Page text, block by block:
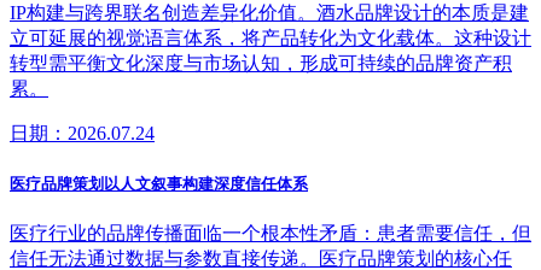
IP构建与跨界联名创造差异化价值。酒水品牌设计的本质是建
立可延展的视觉语言体系，将产品转化为文化载体。这种设计
转型需平衡文化深度与市场认知，形成可持续的品牌资产积
累。
日期：2026.07.24
医疗品牌策划以人文叙事构建深度信任体系
医疗行业的品牌传播面临一个根本性矛盾：患者需要信任，但
信任无法通过数据与参数直接传递。医疗品牌策划的核心任